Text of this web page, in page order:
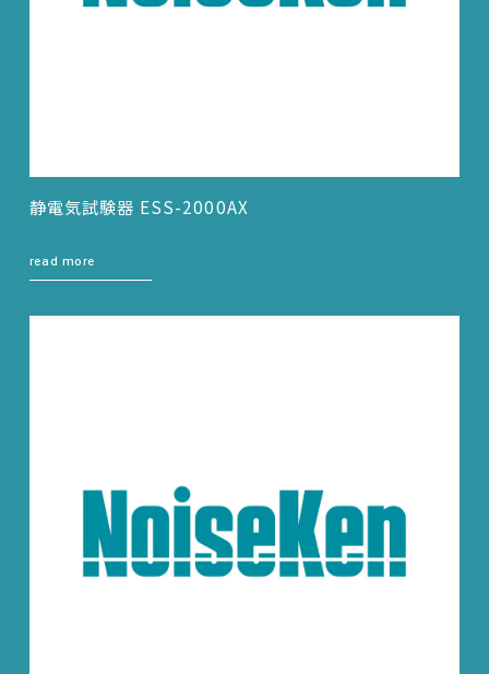
静電気試験器 ESS-2000AX
read more